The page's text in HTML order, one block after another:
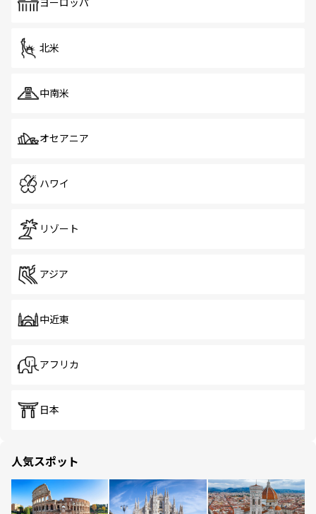
ヨーロッパ
北米
中南米
オセアニア
ハワイ
リゾート
アジア
中近東
アフリカ
日本
人気スポット